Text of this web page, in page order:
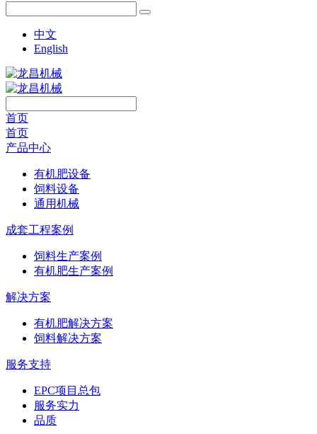
中文
English
首页
首页
产品中心
有机肥设备
饲料设备
通用机械
成套工程案例
饲料生产案例
有机肥生产案例
解决方案
有机肥解决方案
饲料解决方案
服务支持
EPC项目总包
服务实力
品质